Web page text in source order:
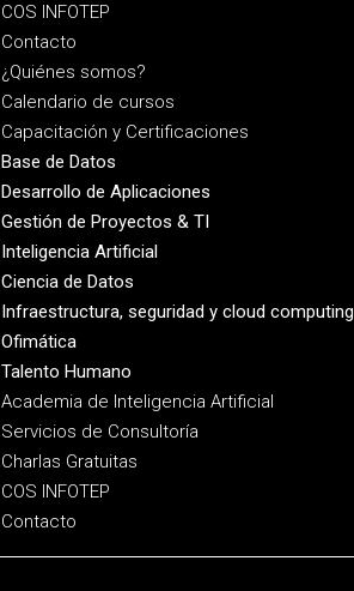
COS INFOTEP
Contacto
¿Quiénes somos?
Calendario de cursos
Capacitación y Certificaciones
Base de Datos
Desarrollo de Aplicaciones
Gestión de Proyectos & TI
Inteligencia Artificial
Ciencia de Datos
Infraestructura, seguridad y cloud computing
Ofimática
Talento Humano
Academia de Inteligencia Artificial
Servicios de Consultoría
Charlas Gratuitas
COS INFOTEP
Contacto